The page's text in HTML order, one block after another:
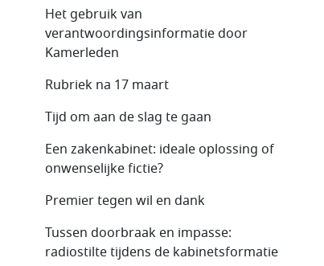
Het gebruik van
verantwoordingsinformatie door
Kamerleden
Rubriek na 17 maart
Tijd om aan de slag te gaan
Een zakenkabinet: ideale oplossing of
onwenselijke fictie?
Premier tegen wil en dank
Tussen doorbraak en impasse:
radiostilte tijdens de kabinetsformatie